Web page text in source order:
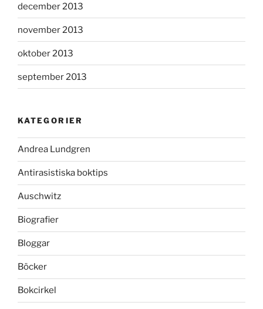
december 2013
november 2013
oktober 2013
september 2013
KATEGORIER
Andrea Lundgren
Antirasistiska boktips
Auschwitz
Biografier
Bloggar
Böcker
Bokcirkel